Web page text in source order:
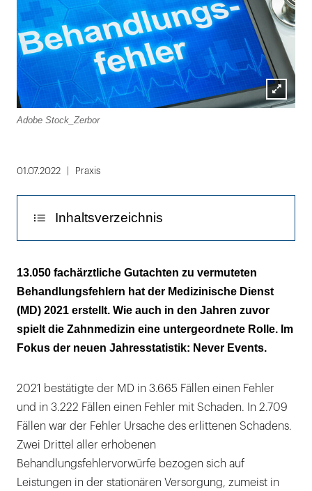
Lightbox
Adobe Stock_Zerbor
01.07.2022 Praxis
Inhaltsverzeichnis
Acht Prozent der Fälle entfielen auf die
Zahnmedizin
13.050 fachärztliche Gutachten zu vermuteten
Behandlungsfehlern hat der Medizinische Dienst
(MD) 2021 erstellt. Wie auch in den Jahren zuvor
spielt die Zahnmedizin eine untergeordnete Rolle. Im
Fokus der neuen Jahresstatistik: Never Events.
2021 bestätigte der MD in 3.665 Fällen einen Fehler
und in 3.222 Fällen einen Fehler mit Schaden. In 2.709
Fällen war der Fehler Ursache des erlittenen Schadens.
Zwei Drittel aller erhobenen
Behandlungsfehlervorwürfe bezogen sich auf
Leistungen in der stationären Versorgung, zumeist in